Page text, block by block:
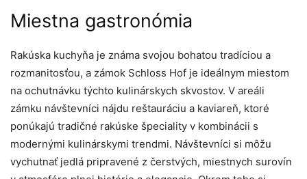
Miestna gastronómia
Rakúska kuchyňa je známa svojou bohatou tradíciou a
rozmanitosťou, a zámok Schloss Hof je ideálnym miestom
na ochutnávku týchto kulinárskych skvostov. V areáli
zámku návštevníci nájdu reštauráciu a kaviareň, ktoré
ponúkajú tradičné rakúske špeciality v kombinácii s
modernými kulinárskymi trendmi. Návštevníci si môžu
vychutnať jedlá pripravené z čerstvých, miestnych surovín